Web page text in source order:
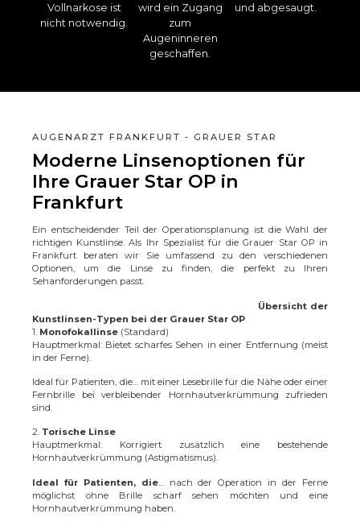
Vollnarkose ist
nicht notwendig.
wird ein Zugang
zum
Augeninneren
geschaffen.
und abgesaugt.
AUGENARZT FRANKFURT - GRAUER STAR
Moderne Linsenoptionen für
Ihre Grauer Star OP in
Frankfurt
Ein entscheidender Teil der Operationsplanung ist die Wahl der
richtigen Kunstlinse. Als Ihr Spezialist für die Grauer Star OP in
Frankfurt beraten wir Sie umfassend zu den verschiedenen
Optionen, um die Linse zu finden, die perfekt zu Ihren
Sehanforderungen passt.
Übersicht der
Kunstlinsen-Typen bei der Grauer Star OP
1. Monofokallinse (Standard)
Hauptmerkmal: Bietet scharfes Sehen in einer Entfernung (meist
in der Ferne).
Ideal für Patienten, die… mit einer Lesebrille für die Nähe oder einer
Fernbrille bei verbleibender Hornhautverkrümmung zufrieden
sind.
2. Torische Linse
Hauptmerkmal: Korrigiert zusätzlich eine bestehende
Hornhautverkrümmung (Astigmatismus).
Ideal für Patienten, die… nach der Operation in der Ferne
möglichst ohne Brille scharf sehen möchten und eine
Hornhautverkrümmung haben.